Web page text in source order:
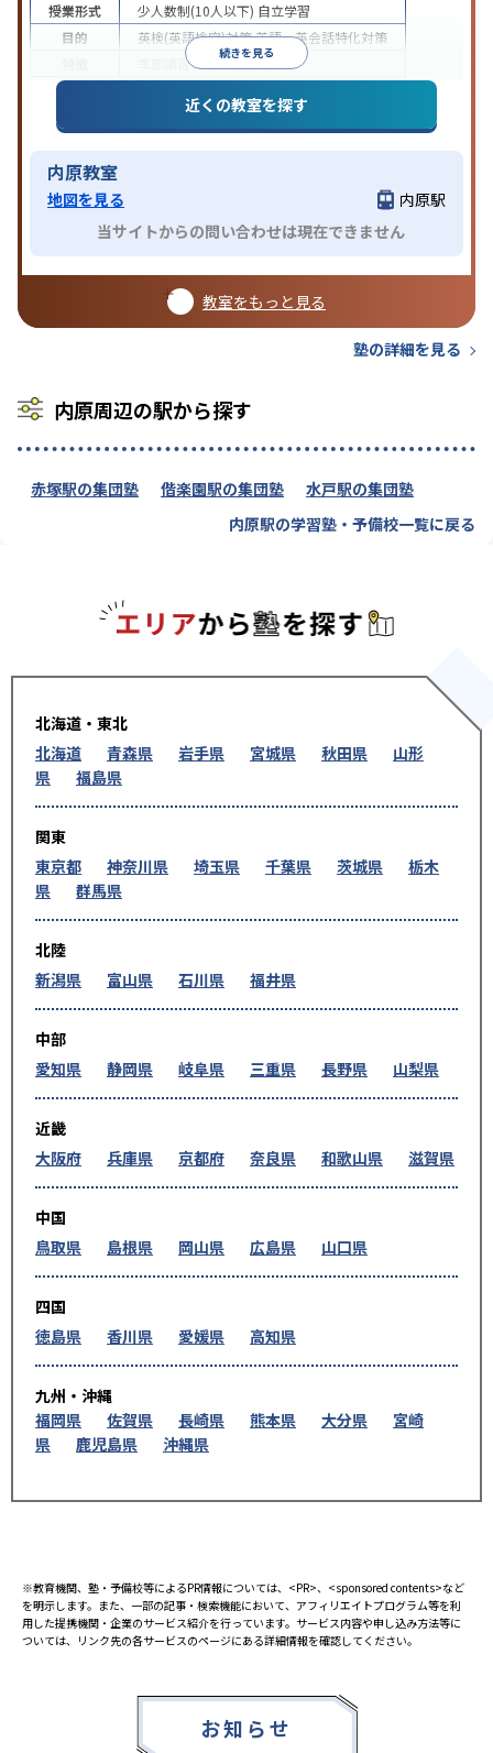
続きを見る
授業形式 少人数制(10人以下) 自立学習
目的
英検(英語検定)対策英語・英会話特化対策
季節講習のみの受講可
近くの教室を探す
内原教室
地図を見る
内原駅
当サイトからの問い合わせは現在できません
教室をもっと見る
塾の詳細を見る
内原周辺の駅から探す
赤塚駅の集団塾 偕楽園駅の集団塾
水戸駅の集団塾
内原駅の学習塾・予備校一覧に戻る
北海道・東北
北海道
青森県 岩手県 宮城県 秋田県
山形
県
福島県
関東
東京都
神奈川県 埼玉県 千葉県 茨城県
栃木
県
群馬県
北陸
新潟県
富山県 石川県 福井県
中部
愛知県
静岡県 岐阜県 三重県 長野県 山梨県
近畿
大阪府
兵庫県 京都府 奈良県 和歌山県 滋賀県
中国
鳥取県
島根県 岡山県 広島県 山口県
四国
徳島県
香川県 愛媛県 高知県
九州・沖縄
福岡県
佐賀県 長崎県 熊本県 大分県
宮崎
県
鹿児島県 沖縄県
※教育機関、塾・予備校等によるPR情報については、<PR>、<sponsored contents>など
を明示します。また、一部の記事・検索機能において、アフィリエイトプログラム等を利
用した提携機関・企業のサービス紹介を行っています。サービス内容や申し込み方法等に
ついては、リンク先の各サービスのページにある詳細情報を確認してください。
お知らせ